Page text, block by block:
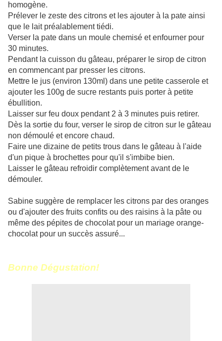
homogène.
Prélever le zeste des citrons et les ajouter à la pate ainsi
que le lait préalablement tiédi.
Verser la pate dans un moule chemisé et enfourner pour
30 minutes.
Pendant la cuisson du gâteau, préparer le sirop de citron
en commencant par presser les citrons.
Mettre le jus (environ 130ml) dans une petite casserole et
ajouter les 100g de sucre restants puis porter à petite
ébullition.
Laisser sur feu doux pendant 2 à 3 minutes puis retirer.
Dès la sortie du four, verser le sirop de citron sur le gâteau
non démoulé et encore chaud.
Faire une dizaine de petits trous dans le gâteau à l'aide
d'un pique à brochettes pour qu'il s'imbibe bien.
Laisser le gâteau refroidir complètement avant de le
démouler.
Sabine suggère de remplacer les citrons par des oranges
ou d'ajouter des fruits confits ou des raisins à la pâte ou
même des pépites de chocolat pour un mariage orange-
chocolat pour un succès assuré...
Bonne Dégustation!